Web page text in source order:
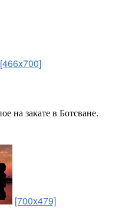
[466x700]
на закате в Ботсване.
[700x479]